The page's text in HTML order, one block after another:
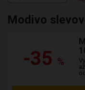
Modivo
-35 %